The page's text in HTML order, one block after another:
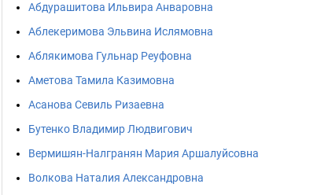
Абдурашитова Ильвира Анваровна
Аблекеримова Эльвина Ислямовна
Аблякимова Гульнар Реуфовна
Аметова Тамила Казимовна
Асанова Севиль Ризаевна
Бутенко Владимир Людвигович
Вермишян-Налгранян Мария Аршалуйсовна
Волкова Наталия Александровна